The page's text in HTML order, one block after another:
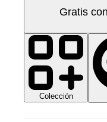
Gratis
Colección